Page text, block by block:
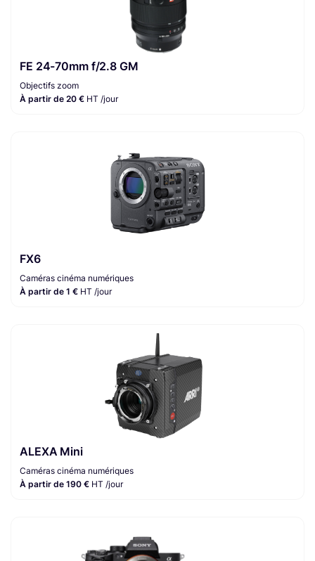
FE 24-70mm f/2.8 GM
Objectifs zoom
À partir de 20 € HT /jour
FX6
Caméras cinéma numériques
À partir de 1 € HT /jour
ALEXA Mini
Caméras cinéma numériques
À partir de 190 € HT /jour